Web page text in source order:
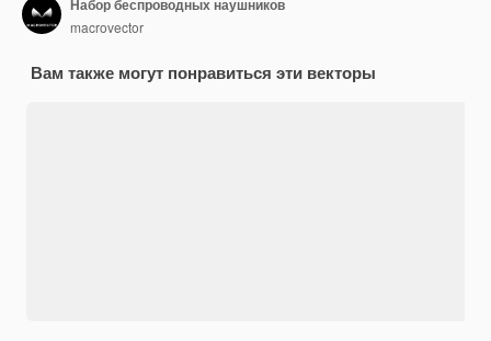
Набор беспроводных наушников
macrovector
Вам также могут понравиться эти векторы